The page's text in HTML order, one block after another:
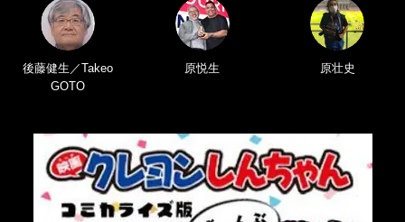
後藤健生／Takeo
GOTO
原悦生 原壮史